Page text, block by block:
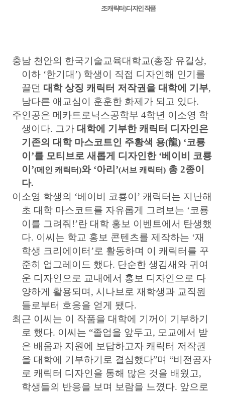
조 캐릭터)디자인 작픔
충남 천안의 한국기술교육대학교(총장 유길상,
이하 ‘한기대 ’) 학생이 직접 디자인해 인기를
끌던 대학 상징 캐릭터 저작권을 대학에 기부,
남다른 애교심이 훈훈한 화제가 되고 있다.
주인공은 메카트로닉스공학부 4학년 이소영 학
생이다. 그가 대학에 기부한 캐릭터 디자인은
기존의 대학 마스코트인 주황색 용(龍) ‘코룡
이 ’를 모티브로 새롭게 디자인한 ‘베이비 코룡
이 ’(메인 캐릭터)와 ‘아리 ’(서브 캐릭터) 총 2종이
다.
이소영 학생의 ‘베이비 코룡이 ’ 캐릭터는 지난해
초 대학 마스코트를 자유롭게 그려보는 ‘코룡
이를 그려줘 !’란 대학 홍보 이벤트에서 탄생했
다. 이씨는 학교 홍보 콘텐츠를 제작하는 ‘재
학생 크리에이터 ’로 활동하며 이 캐릭터를 꾸
준히 업그레이드 했다. 단순한 생김새와 귀여
운 디자인으로 교내에서 홍보 디자인으로 다
양하게 활용되며 , 시나브로 재학생과 교직원
들로부터 호응을 얻게 됐다.
최근 이씨는 이 작품을 대학에 기꺼이 기부하기
로 했다. 이씨는 “졸업을 앞두고, 모교에서 받
은 배움과 지원에 보답하고자 캐릭터 저작권
을 대학에 기부하기로 결심했다”며 “비전공자
로 캐릭터 디자인을 통해 많은 것을 배웠고,
학생들의 반응을 보며 보람을 느꼈다. 앞으로